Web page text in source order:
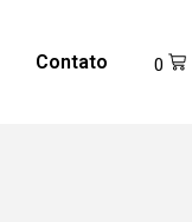
Contato 0